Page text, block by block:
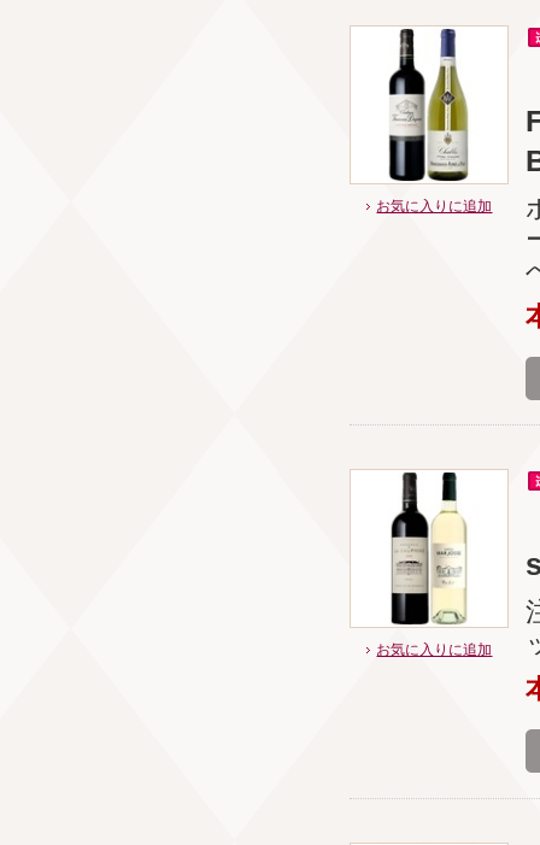
お気に入りに追加
お気に入りに追加